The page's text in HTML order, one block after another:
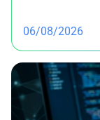
06/08/2026